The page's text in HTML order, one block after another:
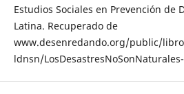
Estudios Sociales en Prevención de
Latina. Recuperado de
www.desenredando.org/public/
ldnsn/